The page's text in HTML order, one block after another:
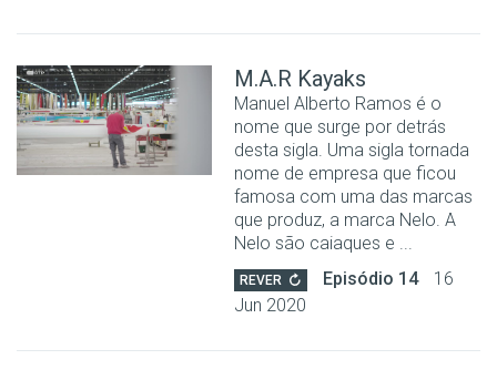
M.A.R Kayaks
Manuel Alberto Ramos é o
nome que surge por detrás
desta sigla. Uma sigla tornada
nome de empresa que ficou
famosa com uma das marcas
que produz, a marca Nelo. A
Nelo são caiaques e ...
REVER Episódio 14
16
Jun 2020